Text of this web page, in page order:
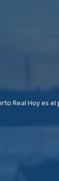
Real Hoy es